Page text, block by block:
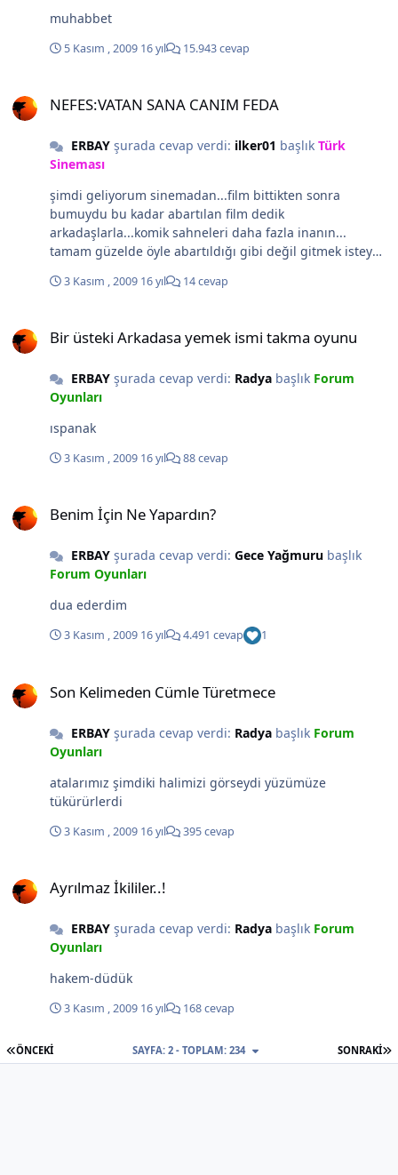
muhabbet
5 Kasım , 2009 16 yıl 15.943 cevap
NEFES:VATAN SANA CANIM FEDA
ERBAYşurada cevap verdi: ilker01 başlık Türk
Sineması
şimdi geliyorum sinemadan...film bittikten sonra
bumuydu bu kadar abartılan film dedik
arkadaşlarla...komik sahneleri daha fazla inanın...
tamam güzelde öyle abartıldığı gibi değil gitmek isteyen
politik bitiyor zaten...
3 Kasım , 2009 16 yıl 14 cevap
Bir üsteki Arkadasa yemek ismi takma oyunu
ERBAYşurada cevap verdi: Radyabaşlık Forum
Oyunları
ıspanak
3 Kasım , 2009 16 yıl 88 cevap
Benim İçin Ne Yapardın?
ERBAYşurada cevap verdi: Gece Yağmurubaşlık
Forum Oyunları
dua ederdim
3 Kasım , 2009 16 yıl 4.491 cevap 1
Son Kelimeden Cümle Türetmece
ERBAYşurada cevap verdi: Radyabaşlık Forum
Oyunları
atalarımız şimdiki halimizi görseydi yüzümüze
tükürürlerdi
3 Kasım , 2009 16 yıl 395 cevap
Ayrılmaz İkililer..!
ERBAYşurada cevap verdi: Radyabaşlık Forum
Oyunları
hakem-düdük
3 Kasım , 2009 16 yıl 168 cevap
İLK SAYFA
ÖNCEKI SONRAKI
SAYFA: 2 - TOPLAM: 234